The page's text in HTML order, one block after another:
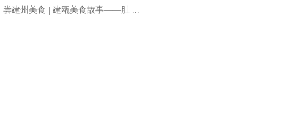
·尝建州美食 | 建瓯美食故事——肚 ...